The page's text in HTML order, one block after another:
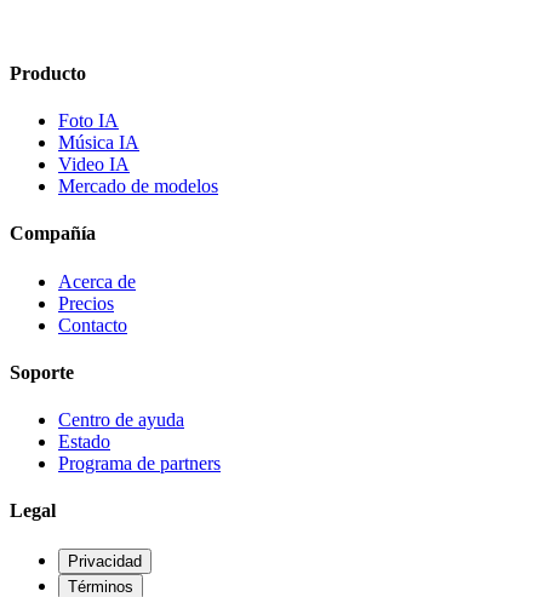
Producto
Foto IA
Música IA
Video IA
Mercado de modelos
Compañía
Acerca de
Precios
Contacto
Soporte
Centro de ayuda
Estado
Programa de partners
Legal
Privacidad
Términos